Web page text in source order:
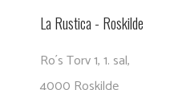
La Rustica - Roski​lde
​Ro´s Torv 1, 1. sal, ​